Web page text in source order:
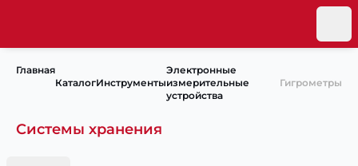
Главная
КаталогИнструменты
Электронные
измерительные
устройства
Гигрометры
Системы хранения